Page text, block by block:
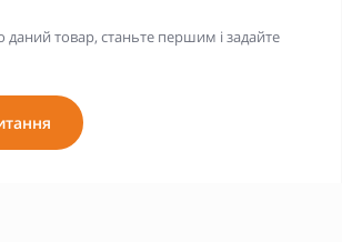
товар, станьте першим і задайте